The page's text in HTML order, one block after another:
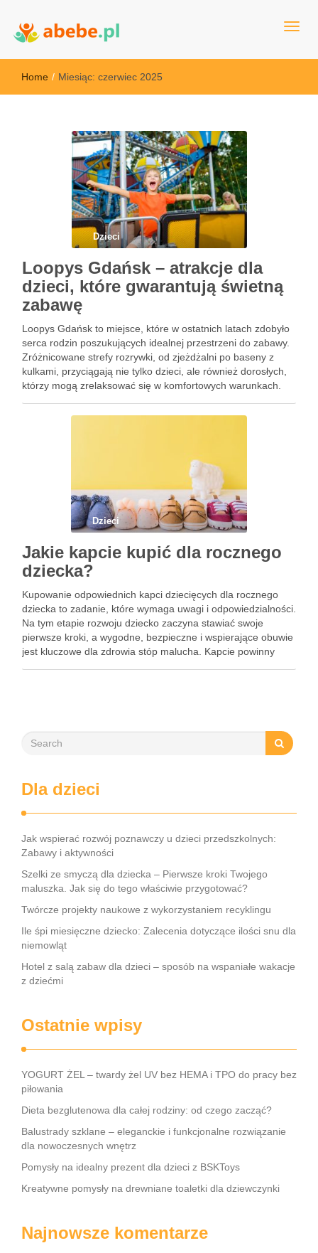
Abebe
Home / Miesiąc: czerwiec 2025
Dzieci
Loopys Gdańsk – atrakcje dla
dzieci, które gwarantują świetną
zabawę
Loopys Gdańsk to miejsce, które w ostatnich latach zdobyło
serca rodzin poszukujących idealnej przestrzeni do zabawy.
Zróżnicowane strefy rozrywki, od zjeżdżalni po baseny z
kulkami, przyciągają nie tylko dzieci, ale również dorosłych,
którzy mogą zrelaksować się w komfortowych warunkach.
bezpieczeństwa, wysokiej …
Dzieci
Jakie kapcie kupić dla rocznego
dziecka?
Kupowanie odpowiednich kapci dziecięcych dla rocznego
dziecka to zadanie, które wymaga uwagi i odpowiedzialności.
Na tym etapie rozwoju dziecko zaczyna stawiać swoje
pierwsze kroki, a wygodne, bezpieczne i wspierające obuwie
jest kluczowe dla zdrowia stóp malucha. Kapcie powinny
Dla dzieci
Jak wspierać rozwój poznawczy u dzieci przedszkolnych:
Zabawy i aktywności
Szelki ze smyczą dla dziecka – Pierwsze kroki Twojego
maluszka. Jak się do tego właściwie przygotować?
Twórcze projekty naukowe z wykorzystaniem recyklingu
Ile śpi miesięczne dziecko: Zalecenia dotyczące ilości snu dla
niemowląt
Hotel z salą zabaw dla dzieci – sposób na wspaniałe wakacje
z dziećmi
Ostatnie wpisy
YOGURT ŻEL – twardy żel UV bez HEMA i TPO do pracy bez
piłowania
Dieta bezglutenowa dla całej rodziny: od czego zacząć?
Balustrady szklane – eleganckie i funkcjonalne rozwiązanie
dla nowoczesnych wnętrz
Pomysły na idealny prezent dla dzieci z BSKToys
Kreatywne pomysły na drewniane toaletki dla dziewczynki
Najnowsze komentarze